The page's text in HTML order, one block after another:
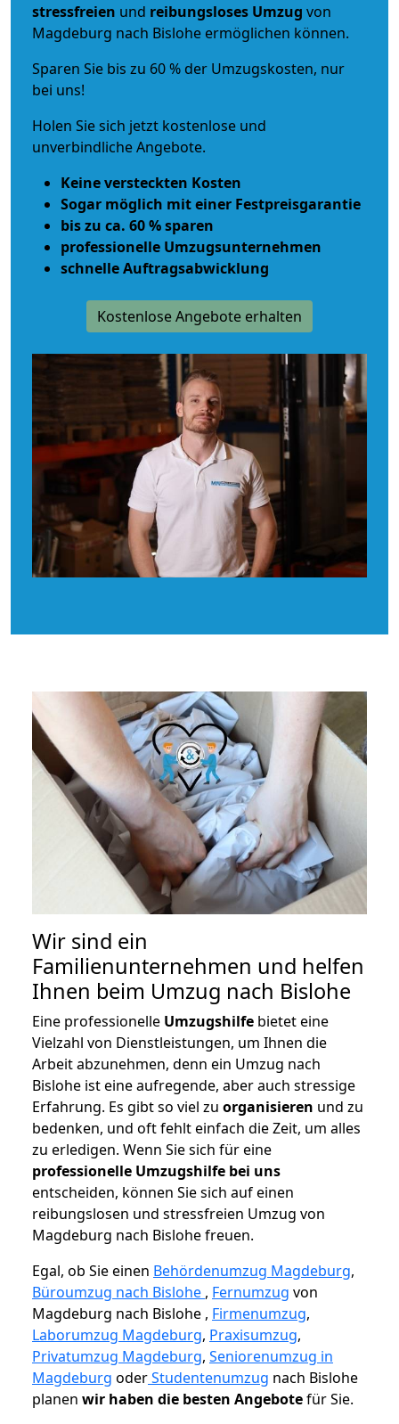
stressfreien und reibungsloses Umzug von
Magdeburg nach Bislohe ermöglichen können.
Sparen Sie bis zu 60 % der Umzugskosten, nur
bei uns!
Holen Sie sich jetzt kostenlose und
unverbindliche Angebote.
Keine versteckten Kosten
Sogar möglich mit einer Festpreisgarantie
bis zu ca. 60 % sparen
professionelle Umzugsunternehmen
schnelle Auftragsabwicklung
Kostenlose Angebote erhalten
Wir sind ein
Familienunternehmen und helfen
Ihnen beim Umzug nach Bislohe
Eine professionelle Umzugshilfe bietet eine
Vielzahl von Dienstleistungen, um Ihnen die
Arbeit abzunehmen, denn ein Umzug nach
Bislohe ist eine aufregende, aber auch stressige
Erfahrung. Es gibt so viel zu organisieren und zu
bedenken, und oft fehlt einfach die Zeit, um alles
zu erledigen. Wenn Sie sich für eine
professionelle Umzugshilfe bei uns
entscheiden, können Sie sich auf einen
reibungslosen und stressfreien Umzug von
Magdeburg nach Bislohe freuen.
Egal, ob Sie einen Behördenumzug Magdeburg,
Büroumzug nach Bislohe , Fernumzug von
Magdeburg nach Bislohe , Firmenumzug,
Laborumzug Magdeburg, Praxisumzug,
Privatumzug Magdeburg, Seniorenumzug in
Magdeburg oderStudentenumzug nach Bislohe
planen wir haben die besten Angebotefür Sie.